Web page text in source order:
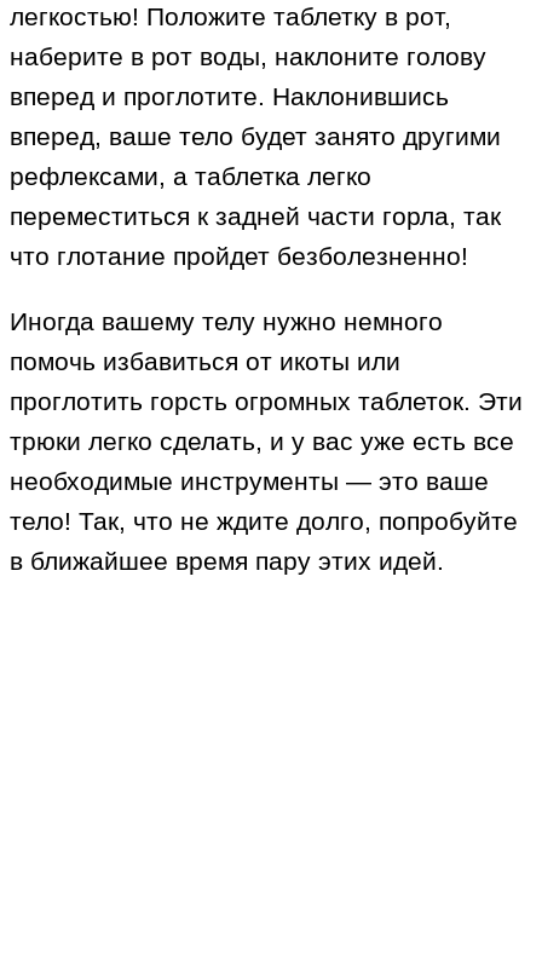
легкостью! Положите таблетку в рот,
наберите в рот воды, наклоните голову
вперед и проглотите. Наклонившись
вперед, ваше тело будет занято другими
рефлексами, а таблетка легко
переместиться к задней части горла, так
что глотание пройдет безболезненно!
Иногда вашему телу нужно немного
помочь избавиться от икоты или
проглотить горсть огромных таблеток. Эти
трюки легко сделать, и у вас уже есть все
необходимые инструменты — это ваше
тело! Так, что не ждите долго, попробуйте
в ближайшее время пару этих идей.